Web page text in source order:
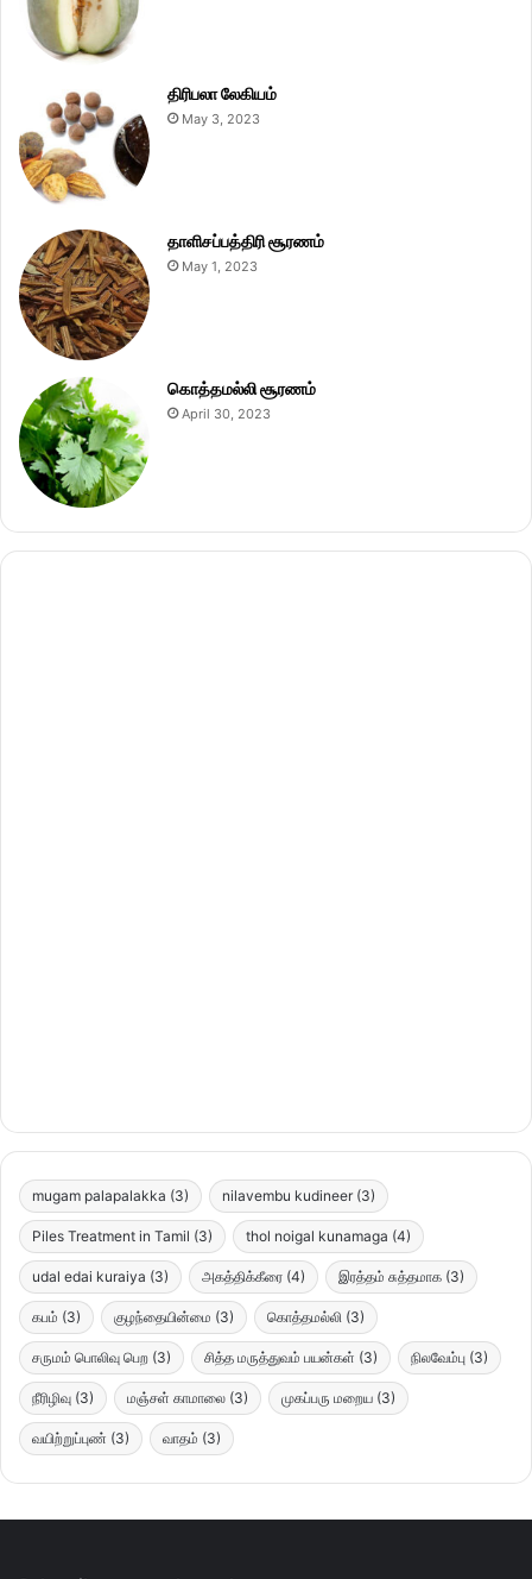
திரிபலா லேகியம்
May 3, 2023
தாளிசப்பத்திரி சூரணம்
May 1, 2023
கொத்தமல்லி சூரணம்
April 30, 2023
mugam palapalakka (3) nilavembu kudineer (3)
Piles Treatment in Tamil (3) thol noigal kunamaga (4)
udal edai kuraiya (3) அகத்திக்கீரை (4) இரத்தம் சுத்தமாக (3)
கபம் (3) குழந்தையின்மை (3) கொத்தமல்லி (3)
சருமம் பொலிவு பெற (3) சித்த மருத்துவம் பயன்கள் (3) நிலவேம்பு (3)
நீரிழிவு (3) மஞ்சள் காமாலை (3) முகப்பரு மறைய (3)
வயிற்றுப்புண் (3) வாதம் (3)